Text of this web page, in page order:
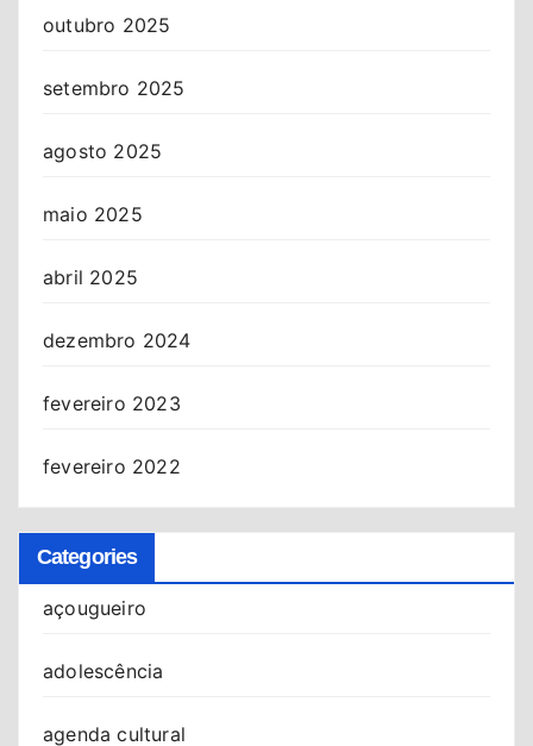
outubro 2025
setembro 2025
agosto 2025
maio 2025
abril 2025
dezembro 2024
fevereiro 2023
fevereiro 2022
Categories
açougueiro
adolescência
agenda cultural